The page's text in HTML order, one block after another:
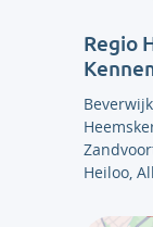
Regio
Heiloo,